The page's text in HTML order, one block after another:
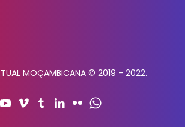
MOÇAMBICANA © 2019 - 2022.